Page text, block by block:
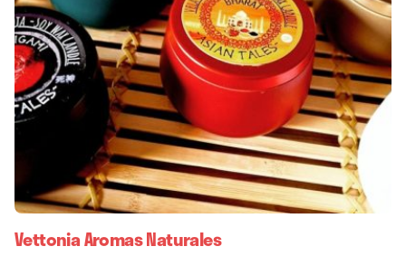
Vettonia Aromas Naturales